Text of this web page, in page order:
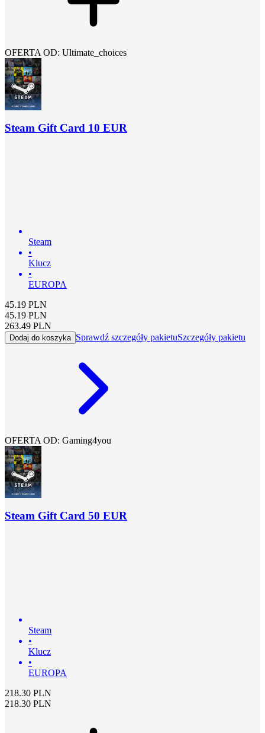
OFERTA OD: Ultimate_choices
Steam Gift Card 10 EUR
Steam
•
Klucz
•
EUROPA
45.19 PLN
45.19 PLN
263.49 PLN
Dodaj do koszyka Sprawdź szczegóły pakietuSzczegóły pakietu
OFERTA OD: Gaming4you
Steam Gift Card 50 EUR
Steam
•
Klucz
•
EUROPA
218.30 PLN
218.30 PLN